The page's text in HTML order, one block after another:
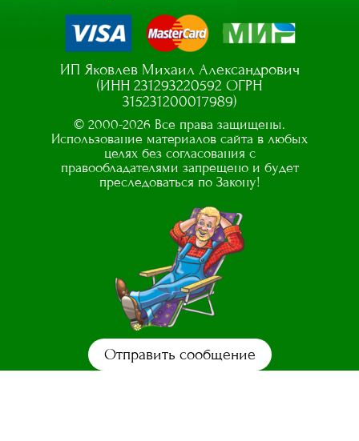
ИП Яковлев Михаил Александрович
(ИНН 231293220592 ОГРН
315231200017989)
© 2000-2026 Все права защищены.
Использование материалов сайта в любых
целях без согласования с
правообладателями запрещено и будет
преследоваться по Закону!
Отправить сообщение